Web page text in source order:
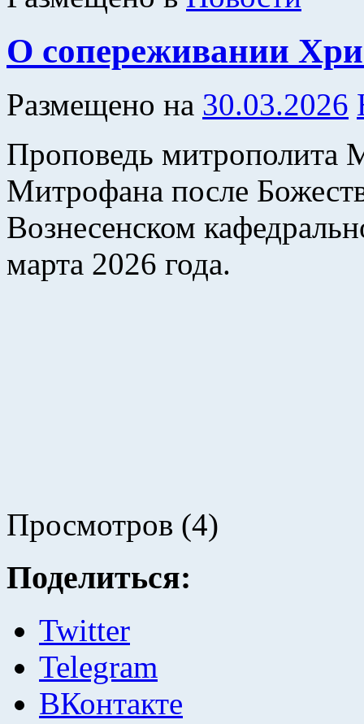
О сопереживании
Размещено на 30.03.2026
Проповедь митрополита
Митрофана после
Вознесенском
марта 2026 года.
Просмотров (4)
Поделиться:
Twitter
Telegram
ВКонтакте